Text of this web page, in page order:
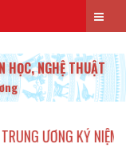
HỌC, NGHỆ THUẬT
KỶ NIỆM 20 NĂM